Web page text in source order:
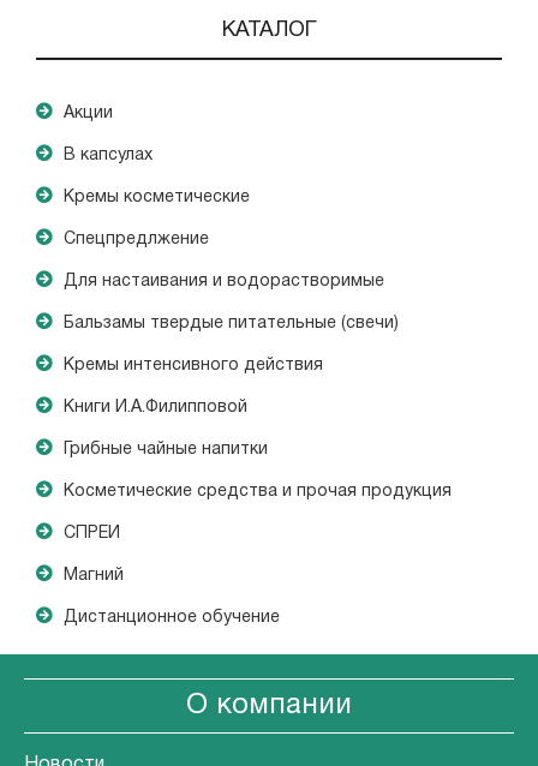
КАТАЛОГ
Акции
В капсулах
Кремы косметические
Спецпредлжение
Для настаивания и водорастворимые
Бальзамы твердые питательные (свечи)
Кремы интенсивного действия
Книги И.А.Филипповой
Грибные чайные напитки
Косметические средства и прочая продукция
СПРЕИ
Магний
Дистанционное обучение
О компании